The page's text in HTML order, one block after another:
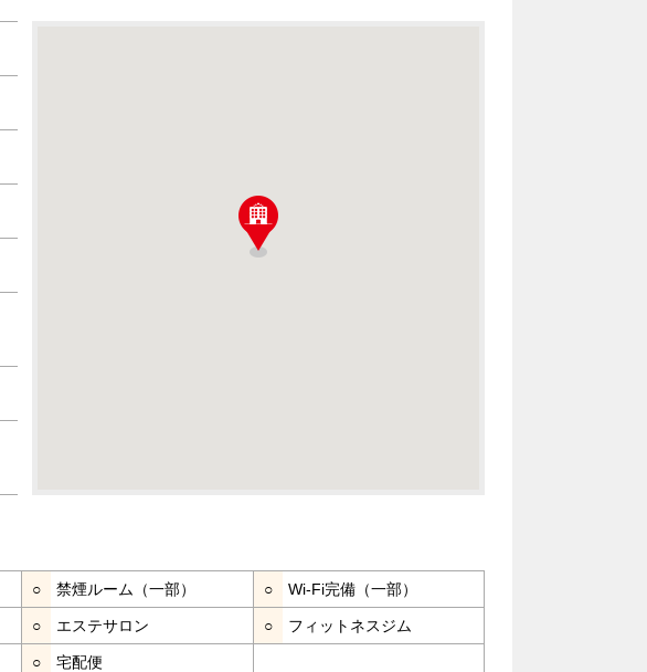
○ 禁煙ルーム（一部） ○ Wi-Fi完備（一部）
○ エステサロン ○ フィットネスジム
○ 宅配便